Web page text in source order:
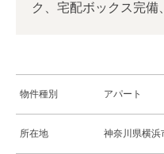
ク、宅配ボックス完
物件種別 アパート
所在地 神奈川県横浜